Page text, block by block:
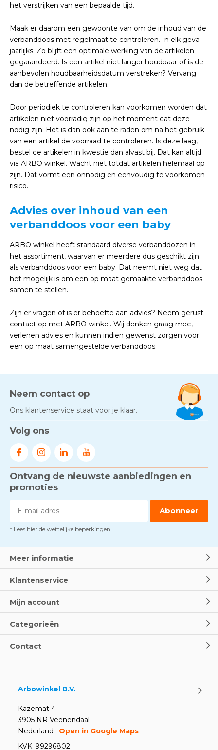
het verstrijken van een bepaalde tijd.
Maak er daarom een gewoonte van om de inhoud van de
verbanddoos met regelmaat te controleren. In elk geval
jaarlijks. Zo blijft een optimale werking van de artikelen
gegarandeerd. Is een artikel niet langer houdbaar of is de
aanbevolen houdbaarheidsdatum verstreken? Vervang
dan de betreffende artikelen.
Door periodiek te controleren kan voorkomen worden dat
artikelen niet voorradig zijn op het moment dat deze
nodig zijn. Het is dan ook aan te raden om na het gebruik
van een artikel de voorraad te controleren. Is deze laag,
bestel de artikelen in kwestie dan alvast bij. Dat kan altijd
via ARBO winkel. Wacht niet totdat artikelen helemaal op
zijn. Dat vormt een onnodig en eenvoudig te voorkomen
risico.
Advies over inhoud van een
verbanddoos voor een baby
ARBO winkel heeft standaard diverse verbanddozen in
het assortiment, waarvan er meerdere dus geschikt zijn
als verbanddoos voor een baby. Dat neemt niet weg dat
het mogelijk is om een op maat gemaakte verbanddoos
samen te stellen.
Zijn er vragen of is er behoefte aan advies? Neem gerust
contact op met ARBO winkel. Wij denken graag mee,
verlenen advies en kunnen indien gewenst zorgen voor
een op maat samengestelde verbanddoos.
Neem contact op
Ons klantenservice staat voor je klaar.
Volg ons
Ontvang de nieuwste aanbiedingen en
promoties
Abonneer
* Lees hier de wettelijke beperkingen
Meer informatie
Klantenservice
Mijn account
Categorieën
Contact
Arbowinkel B.V.
Kazemat 4
3905 NR Veenendaal
Nederland
Open in Google Maps
KVK: 99296802